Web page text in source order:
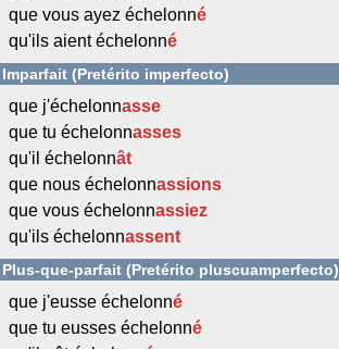
que vous ayez échelonné
qu'ils aient échelonné
Imparfait (Pretérito imperfecto)
que j'échelonnasse
que tu échelonnasses
qu'il échelonnât
que nous échelonnassions
que vous échelonnassiez
qu'ils échelonnassent
Plus-que-parfait (Pretérito pluscuamperfecto)
que j'eusse échelonné
que tu eusses échelonné